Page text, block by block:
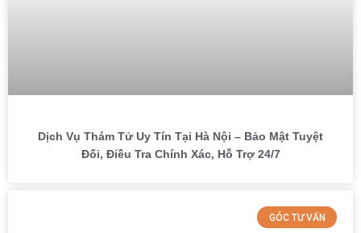
Dịch Vụ Thám Tử Uy Tín Tại Hà Nội – Bảo Mật Tuyệt
Đối, Điều Tra Chính Xác, Hỗ Trợ 24/7
GÓC TƯ VẤN